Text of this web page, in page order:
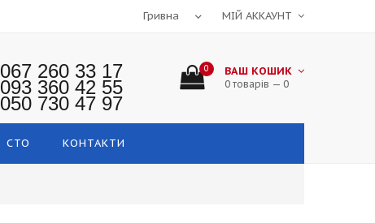
МІЙ АККАУНТ
067 260 33 17
093 360 42 55
050 730 47 97
0 ВАШ КОШИК
0 товарів — 0
СТО КОНТАКТИ